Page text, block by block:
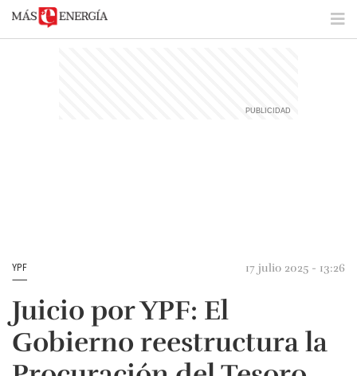
YPF 17 julio 2025 - 13:26
Juicio por YPF: El
Gobierno reestructura la